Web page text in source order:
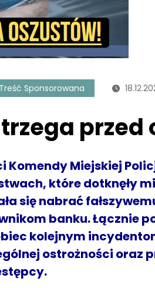
Treść Sponsorowana
przed
Miejskiej
które dotknęły
się nabrać
banku. Łącznie
kolejnym
ostrożności oraz